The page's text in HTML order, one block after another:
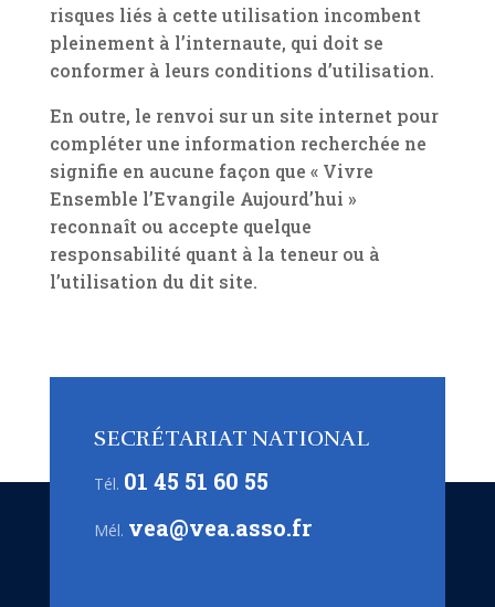
risques liés à cette utilisation incombent
pleinement à l’internaute, qui doit se
conformer à leurs conditions d’utilisation.
En outre, le renvoi sur un site internet pour
compléter une information recherchée ne
signifie en aucune façon que « Vivre
Ensemble l’Evangile Aujourd’hui »
reconnaît ou accepte quelque
responsabilité quant à la teneur ou à
l’utilisation du dit site.
SECRÉTARIAT NATIONAL
Tél. 01 45 51 60 55
Mél. vea@vea.asso.fr